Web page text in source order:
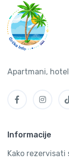
Apartmani,
Informacije
Kako rezervisati